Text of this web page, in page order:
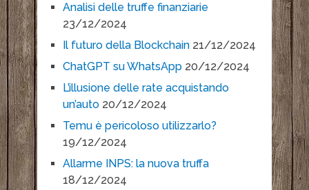
Analisi delle truffe finanziarie
23/12/2024
Il futuro della Blockchain 21/12/2024
ChatGPT su WhatsApp 20/12/2024
L’illusione delle rate acquistando
un’auto 20/12/2024
Temu è pericoloso utilizzarlo?
19/12/2024
Allarme INPS: la nuova truffa
18/12/2024